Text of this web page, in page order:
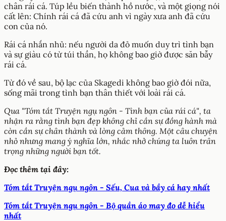
chân rái cá. Túp lều biến thành hồ nước, và một giọng nói
cất lên: Chính rái cá đã cứu anh vì ngày xưa anh đã cứu
con của nó.
Rái cá nhắn nhủ: nếu người da đỏ muốn duy trì tình bạn
và sự giàu có từ túi thần, họ không bao giờ được săn bẫy
rái cá.
Từ đó về sau, bộ lạc của Skagedi không bao giờ đói nữa,
sống mãi trong tình bạn thân thiết với loài rái cá.
Qua "Tóm tắt Truyện ngụ ngôn - Tình bạn của rái cá", ta
nhận ra rằng tình bạn đẹp không chỉ cần sự đồng hành mà
còn cần sự chân thành và lòng cảm thông. Một câu chuyện
nhỏ nhưng mang ý nghĩa lớn, nhắc nhở chúng ta luôn trân
trọng những người bạn tốt.
Đọc thêm tại đây:
Tóm tắt Truyện ngụ ngôn - Sếu, Cua và bầy cá hay nhất
Tóm tắt Truyện ngụ ngôn - Bộ quần áo may đo dễ hiểu
nhất